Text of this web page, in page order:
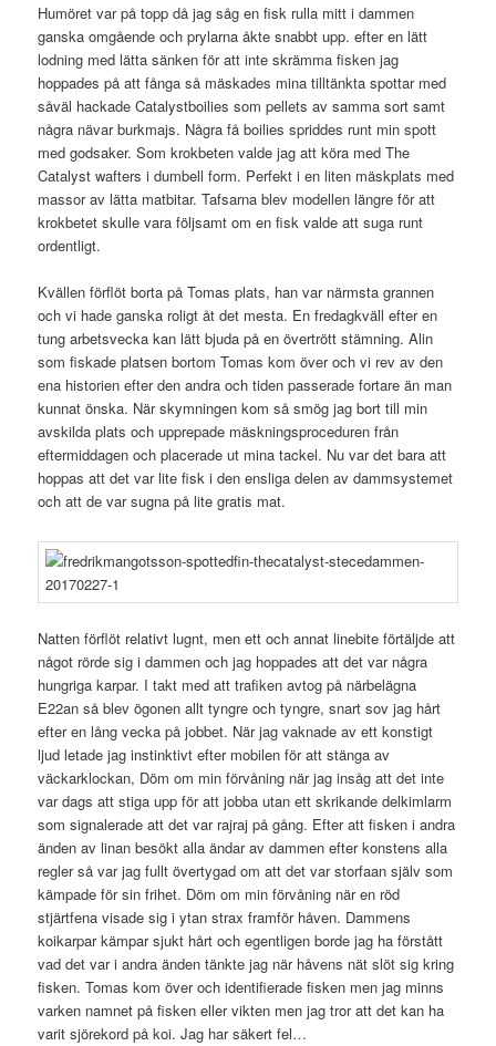
Humöret var på topp då jag såg en fisk rulla mitt i dammen
ganska omgående och prylarna åkte snabbt upp. efter en lätt
lodning med lätta sänken för att inte skrämma fisken jag
hoppades på att fånga så mäskades mina tilltänkta spottar med
såväl hackade Catalystboilies som pellets av samma sort samt
några nävar burkmajs. Några få boilies spriddes runt min spott
med godsaker. Som krokbeten valde jag att köra med The
Catalyst wafters i dumbell form. Perfekt i en liten mäskplats med
massor av lätta matbitar. Tafsarna blev modellen längre för att
krokbetet skulle vara följsamt om en fisk valde att suga runt
ordentligt.
Kvällen förflöt borta på Tomas plats, han var närmsta grannen
och vi hade ganska roligt åt det mesta. En fredagkväll efter en
tung arbetsvecka kan lätt bjuda på en övertrött stämning. Alin
som fiskade platsen bortom Tomas kom över och vi rev av den
ena historien efter den andra och tiden passerade fortare än man
kunnat önska. När skymningen kom så smög jag bort till min
avskilda plats och upprepade mäskningsproceduren från
eftermiddagen och placerade ut mina tackel. Nu var det bara att
hoppas att det var lite fisk i den ensliga delen av dammsystemet
och att de var sugna på lite gratis mat.
Natten förflöt relativt lugnt, men ett och annat linebite förtäljde att
något rörde sig i dammen och jag hoppades att det var några
hungriga karpar. I takt med att trafiken avtog på närbelägna
E22an så blev ögonen allt tyngre och tyngre, snart sov jag hårt
efter en lång vecka på jobbet. När jag vaknade av ett konstigt
ljud letade jag instinktivt efter mobilen för att stänga av
väckarklockan, Döm om min förvåning när jag insåg att det inte
var dags att stiga upp för att jobba utan ett skrikande delkimlarm
som signalerade att det var rajraj på gång. Efter att fisken i andra
änden av linan besökt alla ändar av dammen efter konstens alla
regler så var jag fullt övertygad om att det var storfaan själv som
kämpade för sin frihet. Döm om min förvåning när en röd
stjärtfena visade sig i ytan strax framför håven. Dammens
koikarpar kämpar sjukt hårt och egentligen borde jag ha förstått
vad det var i andra änden tänkte jag när håvens nät slöt sig kring
fisken. Tomas kom över och identifierade fisken men jag minns
varken namnet på fisken eller vikten men jag tror att det kan ha
varit sjörekord på koi. Jag har säkert fel…